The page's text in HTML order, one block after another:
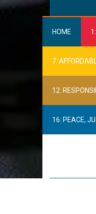
HOME
7:
12:
16: PEACE,